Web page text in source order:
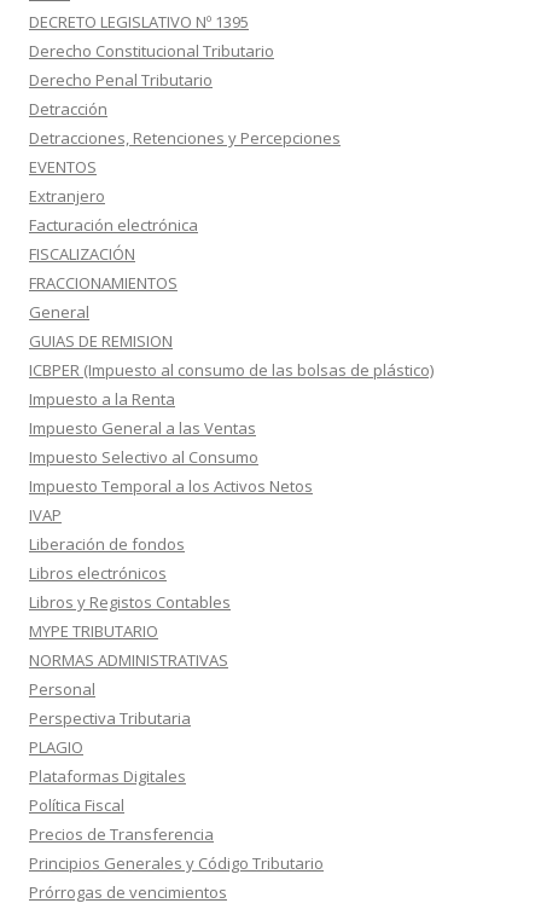
DECRETO LEGISLATIVO Nº 1395
Derecho Constitucional Tributario
Derecho Penal Tributario
Detracción
Detracciones, Retenciones y Percepciones
EVENTOS
Extranjero
Facturación electrónica
FISCALIZACIÓN
FRACCIONAMIENTOS
General
GUIAS DE REMISION
ICBPER (Impuesto al consumo de las bolsas de plástico)
Impuesto a la Renta
Impuesto General a las Ventas
Impuesto Selectivo al Consumo
Impuesto Temporal a los Activos Netos
IVAP
Liberación de fondos
Libros electrónicos
Libros y Registos Contables
MYPE TRIBUTARIO
NORMAS ADMINISTRATIVAS
Personal
Perspectiva Tributaria
PLAGIO
Plataformas Digitales
Política Fiscal
Precios de Transferencia
Principios Generales y Código Tributario
Prórrogas de vencimientos